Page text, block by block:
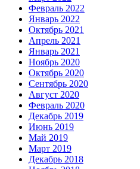
Февраль 2022
Январь 2022
Октябрь 2021
Апрель 2021
Январь 2021
Ноябрь 2020
Октябрь 2020
Сентябрь 2020
Август 2020
Февраль 2020
Декабрь 2019
Июнь 2019
Май 2019
Март 2019
Декабрь 2018